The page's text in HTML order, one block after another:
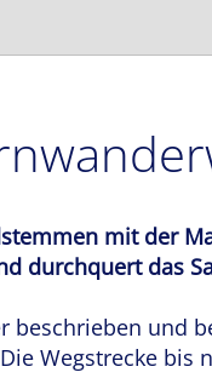
mit der
durchquert das
beschrieben und
Wegstrecke bis